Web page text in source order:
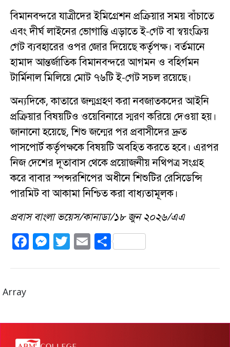
বিমানবন্দরে যাত্রীদের ইমিগ্রেশন প্রক্রিয়ার সময় বাঁচাতে
এবং দীর্ঘ লাইনের ভোগান্তি এড়াতে ই-গেট বা স্বয়ংক্রিয়
গেট ব্যবহারের ওপর জোর দিয়েছে কর্তৃপক্ষ। বর্তমানে
হামাদ আন্তর্জাতিক বিমানবন্দরে আগমন ও বহির্গমন
টার্মিনাল মিলিয়ে মোট ৭৬টি ই-গেট সচল রয়েছে।
অন্যদিকে, কাতারে জন্মগ্রহণ করা নবজাতকদের আইনি
প্রক্রিয়ার বিষয়টিও ওয়েবিনারে স্মরণ করিয়ে দেওয়া হয়।
জানানো হয়েছে, শিশু জন্মের পর প্রবাসীদের দ্রুত
পাসপোর্ট কর্তৃপক্ষকে বিষয়টি অবহিত করতে হবে। এরপর
নিজ দেশের দূতাবাস থেকে প্রয়োজনীয় নথিপত্র সংগ্রহ
করে বাবার স্পন্সরশিপের অধীনে শিশুটির রেসিডেন্সি
পারমিট বা আকামা নিশ্চিত করা বাধ্যতামূলক।
প্রবাস বাংলা ভয়েস/কানাডা/১৮ জুন ২০২৬/এএ
F
c
o
o
M
ss
g
er
T
it
E
ai
S
a
Array